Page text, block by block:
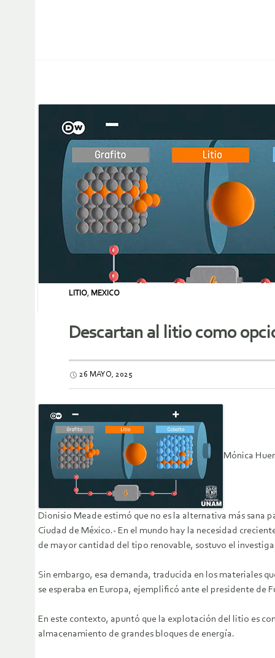
LITIO, MEXICO
Descartan al litio como
26 MAYO, 2025
Mónica
Dionisio Meade estimó que no es la alternativa más sana
Ciudad de México.- En el mundo hay la necesidad
de mayor cantidad del tipo renovable, sostuvo el
Sin embargo, esa demanda, traducida en los materiales
se esperaba en Europa, ejemplificó ante el presidente de
En este contexto, apuntó que la explotación del litio es
almacenamiento de grandes bloques de energía.